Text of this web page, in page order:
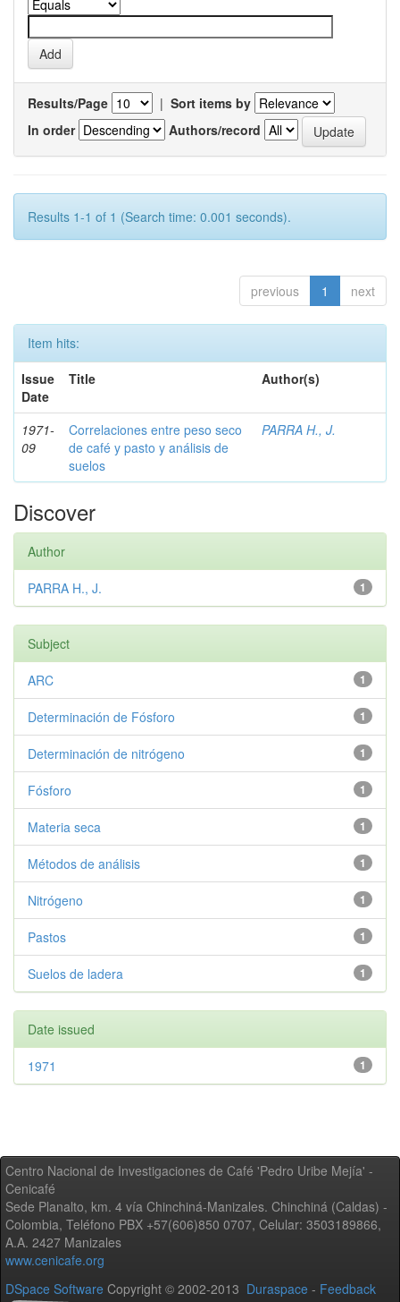
Results/Page | Sort items by
In order
Authors/record
Results 1-1 of 1 (Search time: 0.001 seconds).
previous 1 next
Item hits:
Issue
Date
Title Author(s)
1971-
09
Correlaciones entre peso seco
de café y pasto y análisis de
suelos
PARRA H., J.
Discover
Author
1
PARRA H., J.
Subject
1
ARC
1
Determinación de Fósforo
1
Determinación de nitrógeno
1
Fósforo
1
Materia seca
1
Métodos de análisis
1
Nitrógeno
1
Pastos
1
Suelos de ladera
Date issued
1
1971
Centro Nacional de Investigaciones de Café 'Pedro Uribe Mejía' -
Cenicafé
Sede Planalto, km. 4 vía Chinchiná-Manizales. Chinchiná (Caldas) -
Colombia, Teléfono PBX +57(606)850 0707, Celular: 3503189866,
A.A. 2427 Manizales
www.cenicafe.org
DSpace Software Copyright © 2002-2013 Duraspace - Feedback